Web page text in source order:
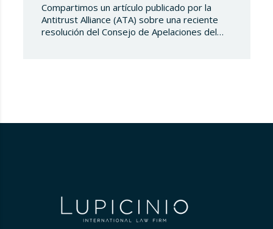
Compartimos un artículo publicado por la
Antitrust Alliance (ATA) sobre una reciente
resolución del Consejo de Apelaciones del